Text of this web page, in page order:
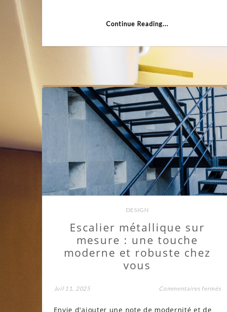
Continue Reading...
DESIGN
Escalier métallique sur
mesure : une touche
moderne et robuste chez
vous
Juil 11, 2025 Commentaires ferméssur
Envie d'ajouter une note de modernité et de